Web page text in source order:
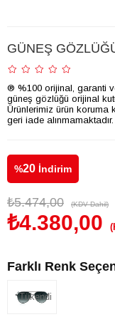
GÜNEŞ
® %100 orijinal, garanti
güneş gözlüğü orijinal
Ürünlerimiz ürün koruma
geri iade alınmamaktadır.
%20 İndirim
₺5.474,00 (KDV Dahil)
₺4.380,00
Farklı Renk
Tükendi